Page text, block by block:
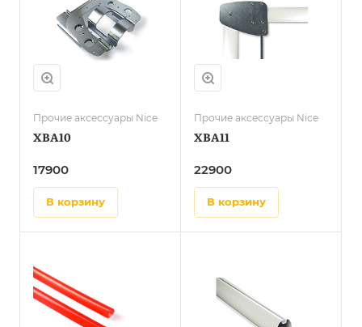
Прочие аксессуары Nice
XBA10
17900
в корзину
Прочие аксессуары Nice
XBA11
22900
в корзину